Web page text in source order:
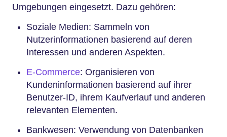
Umgebungen eingesetzt. Dazu gehören:
Soziale Medien: Sammeln von
Nutzerinformationen basierend auf deren
Interessen und anderen Aspekten.
E-Commerce: Organisieren von
Kundeninformationen basierend auf ihrer
Benutzer-ID, ihrem Kaufverlauf und anderen
relevanten Elementen.
Bankwesen: Verwendung von Datenbanken